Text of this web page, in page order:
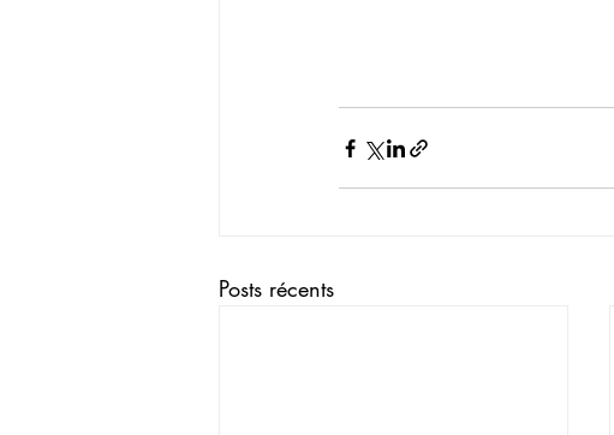
Posts récents